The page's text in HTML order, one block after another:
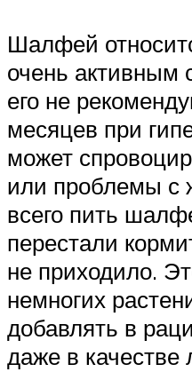
Шалфей
очень активным
его не
месяцев при
может
или проблемы с
всего пить
перестали
не приходило.
немногих
добавлять в
даже в качестве